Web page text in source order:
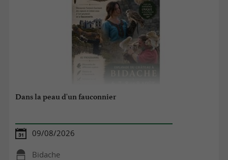
Dans la peau d'un fauconnier
09/08/2026
Bidache